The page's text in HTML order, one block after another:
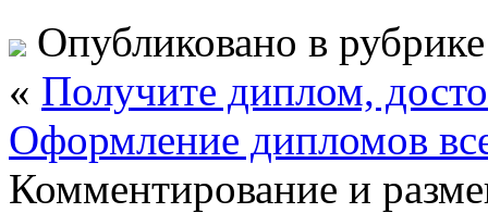
Опубликовано в
« Получите диплом,
Оформление дипломов
Комментирование и